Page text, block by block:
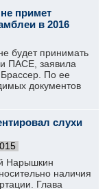
примет
в 2016
будет принимать
ПАСЕ, заявила
Брассер. По ее
документов
слухи
Нарышкин
наличия
Глава